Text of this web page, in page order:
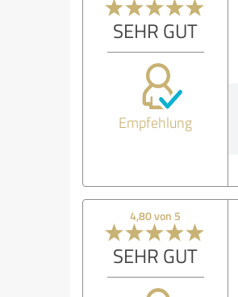
SEHR GUT
Empfehlung
4,80 von 5
SEHR GUT